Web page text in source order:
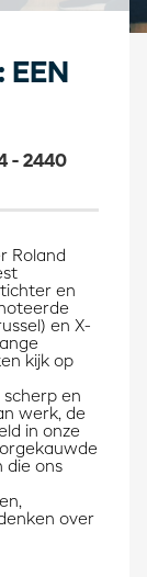
EEN
- 2440
Roland
en
en X-
kijk op
scherp en
werk, de
in onze
die ons
over